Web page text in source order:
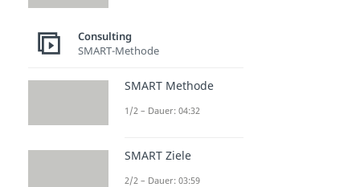
Consulting
SMART-Methode
SMART Methode
1/2 – Dauer: 04:32
SMART Ziele
2/2 – Dauer: 03:59